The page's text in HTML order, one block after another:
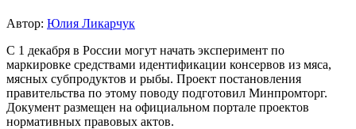
Автор: Юлия Ликарчук
С 1 декабря в России могут начать эксперимент по
маркировке средствами идентификации консервов из мяса,
мясных субпродуктов и рыбы. Проект постановления
правительства по этому поводу подготовил Минпромторг.
Документ размещен на официальном портале проектов
нормативных правовых актов.